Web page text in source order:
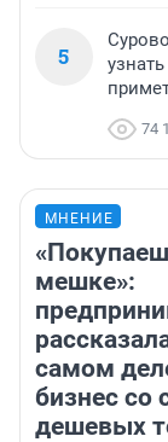
5
74
МНЕНИЕ
мешке»:
самом
бизнес со
дешевых